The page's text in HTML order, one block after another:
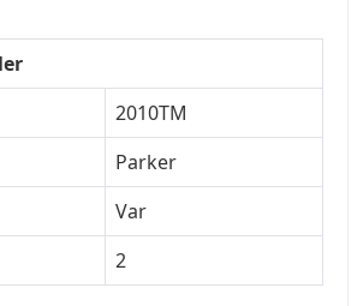
2010TM
Parker
Var
2